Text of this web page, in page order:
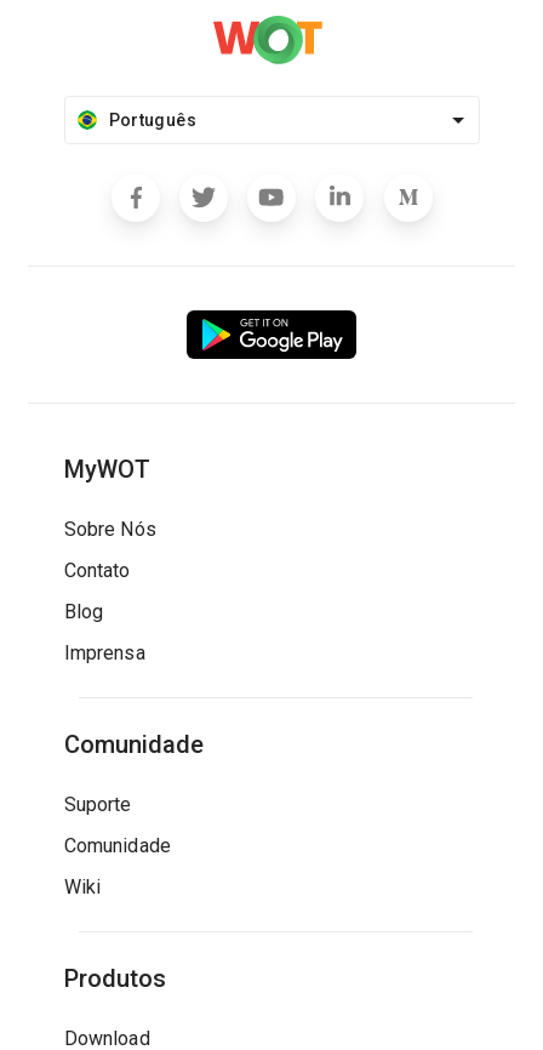
Português
MyWOT
Sobre Nós
Contato
Blog
Imprensa
Comunidade
Suporte
Comunidade
Wiki
Produtos
Download